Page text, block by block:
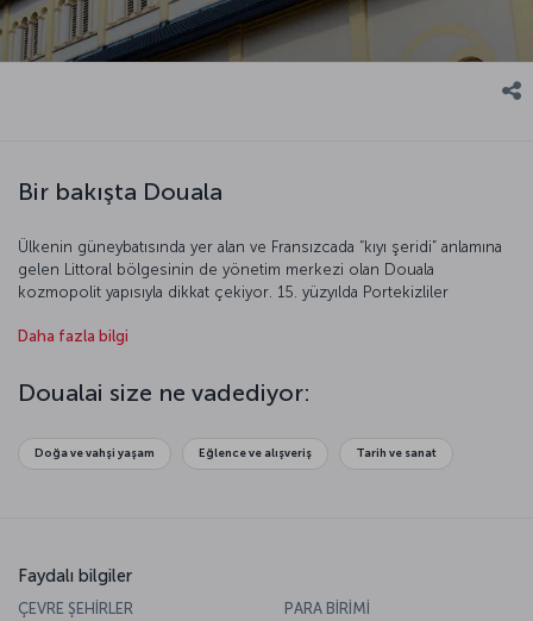
Bir bakışta Douala
Ülkenin güneybatısında yer alan ve Fransızcada “kıyı şeridi” anlamına
gelen Littoral bölgesinin de yönetim merkezi olan Douala
kozmopolit yapısıyla dikkat çekiyor. 15. yüzyılda Portekizliler
yer almasından dolayı “Afrika’nın koltukaltı” adı veriliyor. Ülke
en büyük ikinci limanı. Tropikal iklimiyle Douala, sizi yağmur
ormanlarının kucağında macera dolu bir tatil için çağırıyor.
Daha fazla bilgi
Doualai size ne vadediyor:
Doğa ve vahşi yaşam Eğlence ve alışveriş Tarih ve sanat
Faydalı bilgiler
ÇEVRE ŞEHİRLER
PARA BİRİMİ